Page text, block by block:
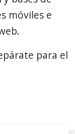
móviles e
para el